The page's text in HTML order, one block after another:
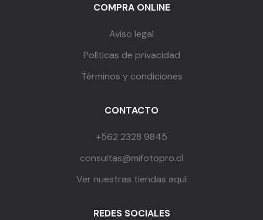
COMPRA ONLINE
Aviso legal
Políticas de privacidad
Términos y condiciones
CONTACTO
+562 2328 9845
consultas@mifotopro.cl
Ver nuestras tiendas aquí
REDES SOCIALES